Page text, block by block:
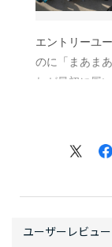
エントリーユ
のに「まあま
れが最初に履
に魅了され、
靴は快適性に
ョンバンドが
きる。その分
逆を言えば、